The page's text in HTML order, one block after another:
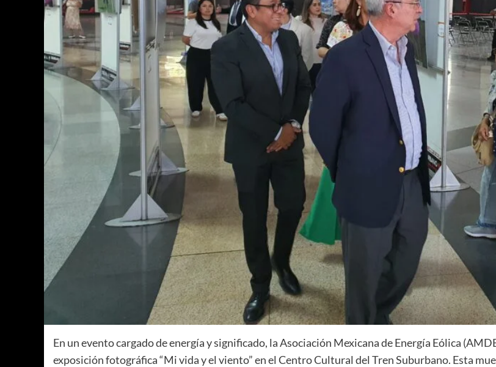
En un evento cargado de energía y significado, la Asociación Mexicana de Energía Eólica
exposición fotográfica “Mi vida y el viento” en el Centro Cultural del Tren Suburbano. Esta